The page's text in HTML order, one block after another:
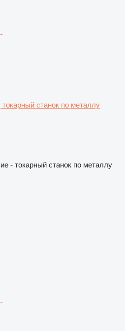
токарный станок по металлу
- токарный станок по металлу